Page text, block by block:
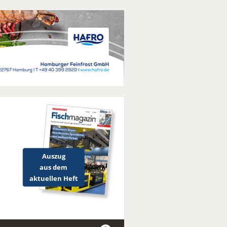
Auszug
aus dem
aktuellen Heft